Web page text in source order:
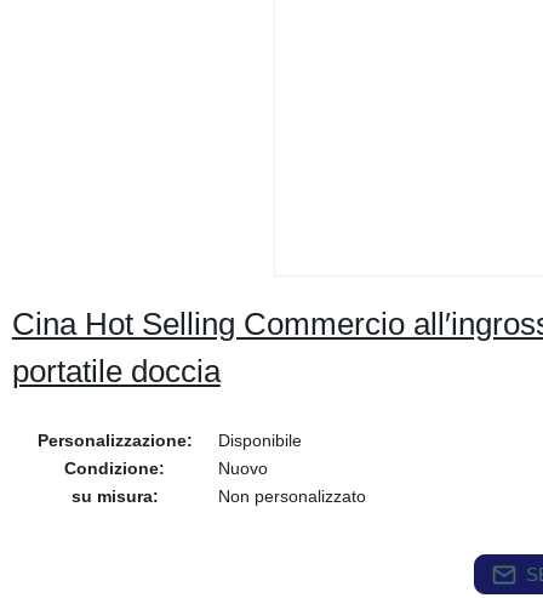
Cina Hot Selling Commercio
portatile doccia
Personalizzazione:
Disponibile
Condizione:
Nuovo
su misura:
Non personalizzato